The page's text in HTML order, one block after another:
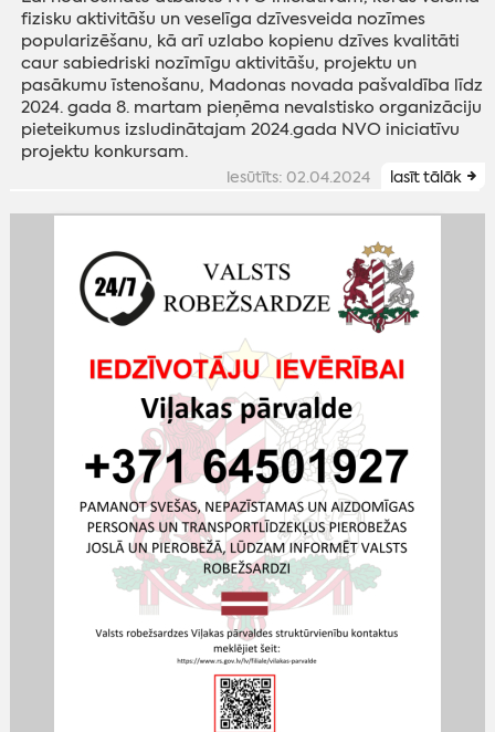
fizisku aktivitāšu un veselīga dzīvesveida nozīmes
popularizēšanu, kā arī uzlabo kopienu dzīves kvalitāti
caur sabiedriski nozīmīgu aktivitāšu, projektu un
pasākumu īstenošanu, Madonas novada pašvaldība līdz
2024. gada 8. martam pieņēma nevalstisko organizāciju
pieteikumus izsludinātajam 2024.gada NVO iniciatīvu
projektu konkursam.
iesūtīts: 02.04.2024 lasīt tālāk